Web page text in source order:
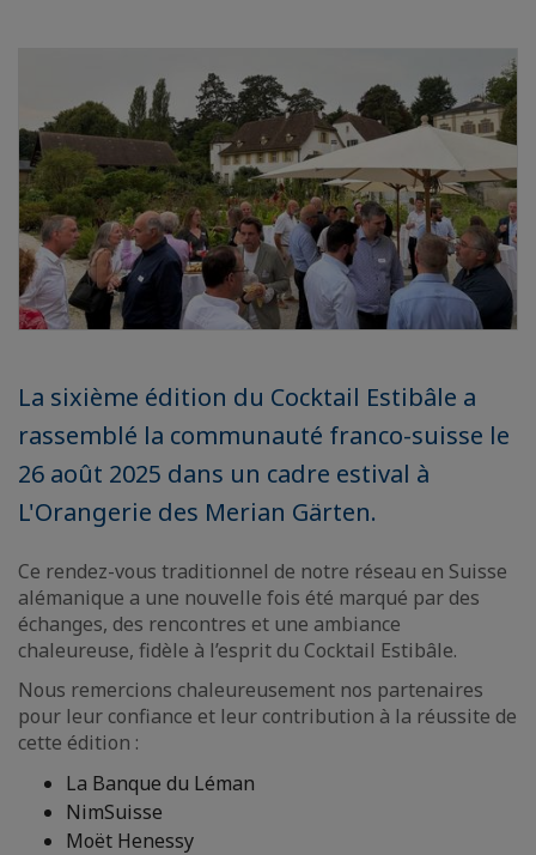
La sixième édition du Cocktail Estibâle a
rassemblé la communauté franco-suisse le
26 août 2025 dans un cadre estival à
L'Orangerie des Merian Gärten.
Ce rendez-vous traditionnel de notre réseau en Suisse
alémanique a une nouvelle fois été marqué par des
échanges, des rencontres et une ambiance
chaleureuse, fidèle à l’esprit du Cocktail Estibâle.
Nous remercions chaleureusement nos partenaires
pour leur confiance et leur contribution à la réussite de
cette édition :
La Banque du Léman
NimSuisse
Moët Henessy